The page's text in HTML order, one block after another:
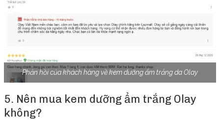
Phản hồi của khách hàng về kem dưỡng ẩm trắng da Olay
5. Nên mua kem dưỡng ẩm trắng Olay
không?